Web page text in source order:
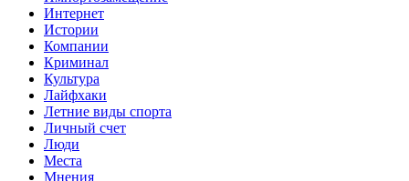
Интернет
Истории
Компании
Криминал
Культура
Лайфхаки
Летние виды спорта
Личный счет
Люди
Места
Мнения